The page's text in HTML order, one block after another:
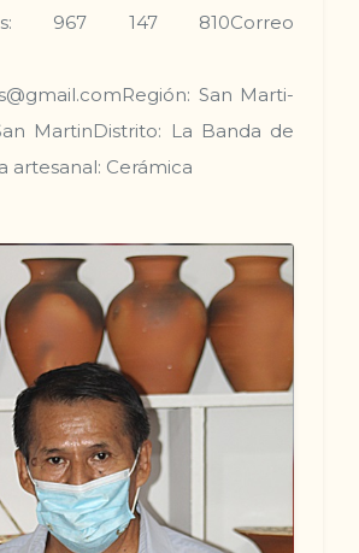
967 147 810Correo
San Marti­
Marti­nDistrito: La Banda de
artesanal: Cerámica